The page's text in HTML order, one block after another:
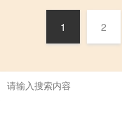
1 2